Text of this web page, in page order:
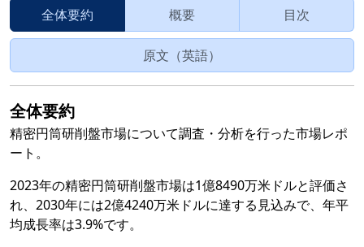
全体要約 概要 目次
原文（英語）
全体要約
精密円筒研削盤市場について調査・分析を行った市場レポ
ート。
2023年の精密円筒研削盤市場は1億8490万米ドルと評価さ
れ、2030年には2億4240万米ドルに達する見込みで、年平
均成長率は3.9%です。